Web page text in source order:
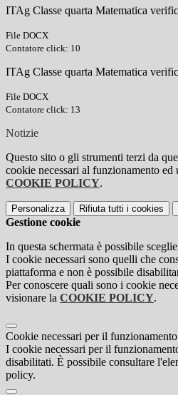
ITAg Classe quarta Matematica
File DOCX
Contatore click: 10
ITAg Classe quarta Matematica
File DOCX
Contatore click: 13
Notizie
Questo sito o gli strumenti terzi da
cookie necessari al funzionamento
COOKIE POLICY.
Personalizza Rifiuta tutti i cookies
Gestione cookie
In questa schermata è possibile
I cookie necessari sono quelli che
piattaforma e non è possibile
Per conoscere quali sono i cookie
visionare la COOKIE POLICY.
Cookie necessari per il funzionamento
I cookie necessari per il
disabilitati. È possibile consultare
policy.